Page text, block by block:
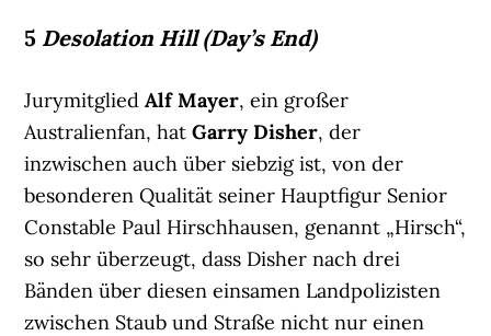
5 Desolation Hill (Day’s End)
JurymitgliedAlf Mayer, ein großer
Australienfan, hatGarry Disher, der
inzwischen auch über siebzig ist, von der
besonderen Qualität seiner Hauptfigur Senior
Constable Paul Hirschhausen, genannt „Hirsch“,
so sehr überzeugt, dass Disher nach drei
Bänden über diesen einsamen Landpolizisten
zwischen Staub und Straße nicht nur einen